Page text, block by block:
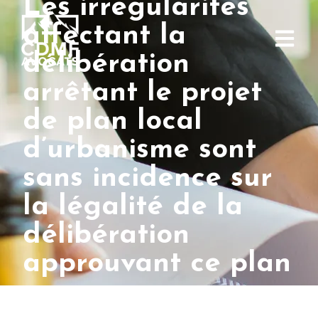
Les irrégularités
affectant la
délibération
arrêtant le projet
de plan local
d’urbanisme sont
sans incidence sur
la légalité de la
délibération
approuvant ce plan